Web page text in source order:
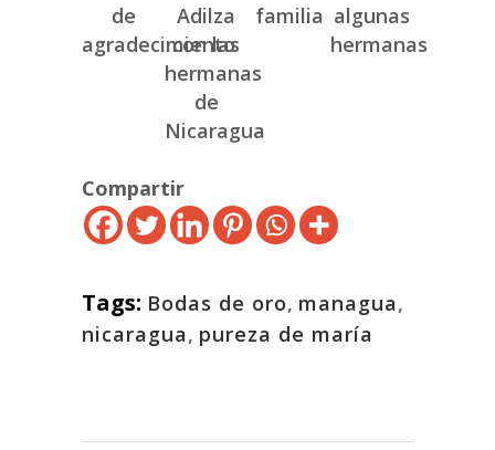
de
agradecimiento
Adilza
con las
hermanas
de
Nicaragua
familia algunas
hermanas
Compartir
Tags: Bodas de oro, managua,
nicaragua, pureza de maría